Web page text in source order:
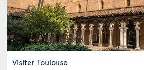
Visiter Toulouse